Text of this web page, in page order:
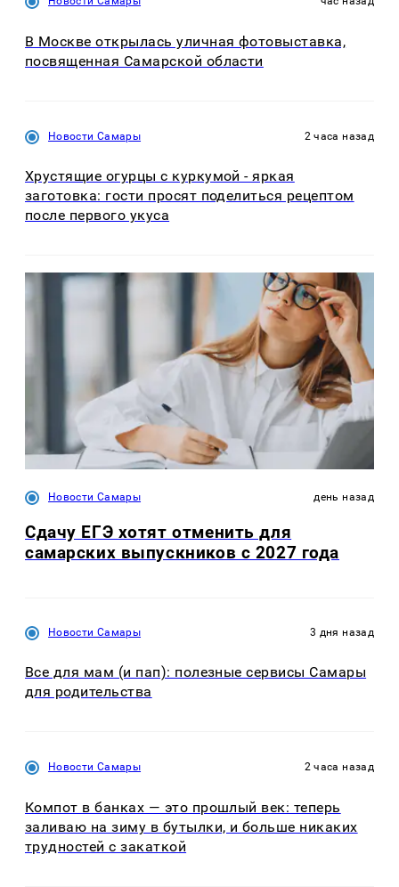
В Москве открылась уличная фотовыставка,
посвященная Самарской области
Новости Самары 2 часа назад
Хрустящие огурцы с куркумой - яркая
заготовка: гости просят поделиться рецептом
после первого укуса
Новости Самары день назад
Сдачу ЕГЭ хотят отменить для
самарских выпускников с 2027 года
Новости Самары 3 дня назад
Все для мам (и пап): полезные сервисы Самары
для родительства
Новости Самары 2 часа назад
Компот в банках — это прошлый век: теперь
заливаю на зиму в бутылки, и больше никаких
трудностей с закаткой